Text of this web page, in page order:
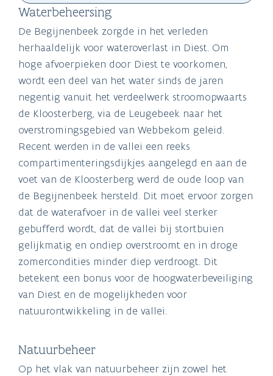
Waterbeheersing
De Begijnenbeek zorgde in het verleden
herhaaldelijk voor wateroverlast in Diest. Om
hoge afvoerpieken door Diest te voorkomen,
wordt een deel van het water sinds de jaren
negentig vanuit het verdeelwerk stroomopwaarts
de Kloosterberg, via de Leugebeek naar het
overstromingsgebied van Webbekom geleid.
Recent werden in de vallei een reeks
compartimenteringsdijkjes aangelegd en aan de
voet van de Kloosterberg werd de oude loop van
de Begijnenbeek hersteld. Dit moet ervoor zorgen
dat de waterafvoer in de vallei veel sterker
gebufferd wordt, dat de vallei bij stortbuien
gelijkmatig en ondiep overstroomt en in droge
zomercondities minder diep verdroogt. Dit
betekent een bonus voor de hoogwaterbeveiliging
van Diest en de mogelijkheden voor
natuurontwikkeling in de vallei.
Natuurbeheer
Op het vlak van natuurbeheer zijn zowel het